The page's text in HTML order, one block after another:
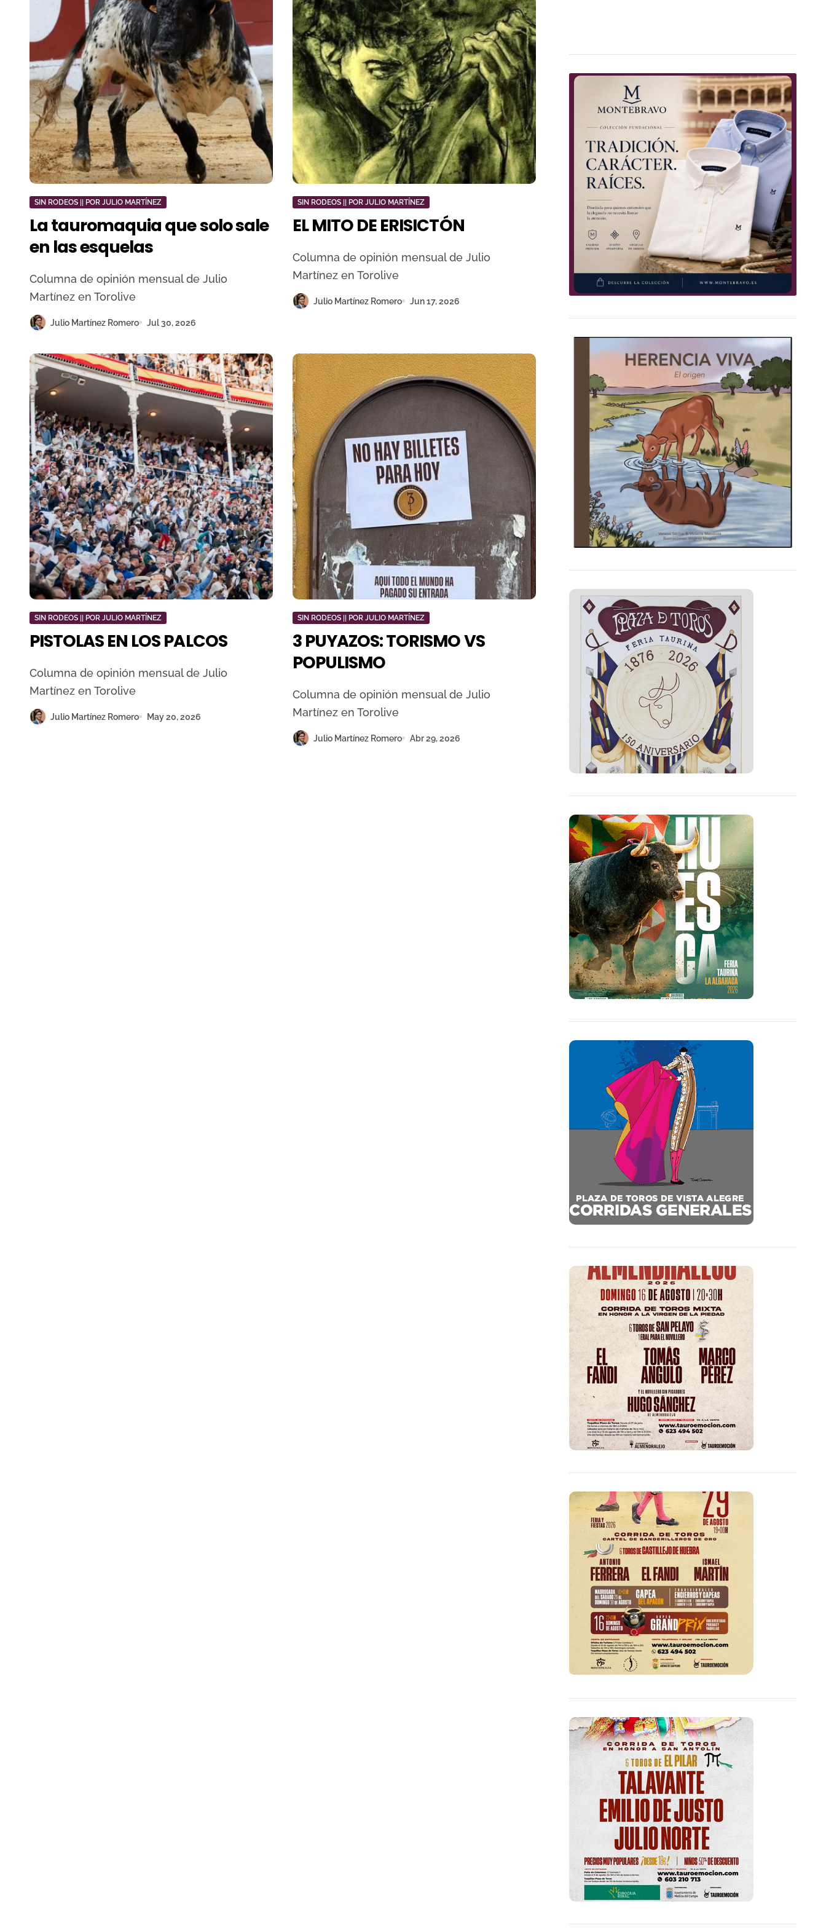
SIN RODEOS || POR JULIO MARTÍNEZ
La tauromaquia que solo sale
en las esquelas
Columna de opinión mensual de Julio
Martínez en Torolive
Julio Martínez Romero Jul 30, 2026
SIN RODEOS || POR JULIO MARTÍNEZ
EL MITO DE ERISICTÓN
Columna de opinión mensual de Julio
Martínez en Torolive
Julio Martínez Romero Jun 17, 2026
SIN RODEOS || POR JULIO MARTÍNEZ
PISTOLAS EN LOS PALCOS
Columna de opinión mensual de Julio
Martínez en Torolive
Julio Martínez Romero May 20, 2026
SIN RODEOS || POR JULIO MARTÍNEZ
3 PUYAZOS: TORISMO VS
POPULISMO
Columna de opinión mensual de Julio
Martínez en Torolive
Julio Martínez Romero Abr 29, 2026